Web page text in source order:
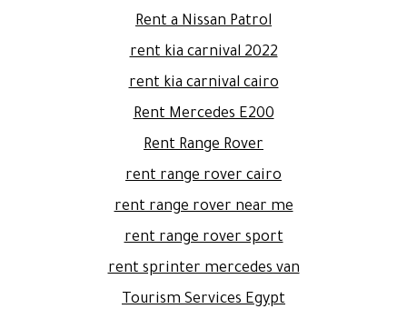
Rent a Nissan Patrol
rent kia carnival 2022
rent kia carnival cairo
Rent Mercedes E200
Rent Range Rover
rent range rover cairo
rent range rover near me
rent range rover sport
rent sprinter mercedes van
Tourism Services Egypt